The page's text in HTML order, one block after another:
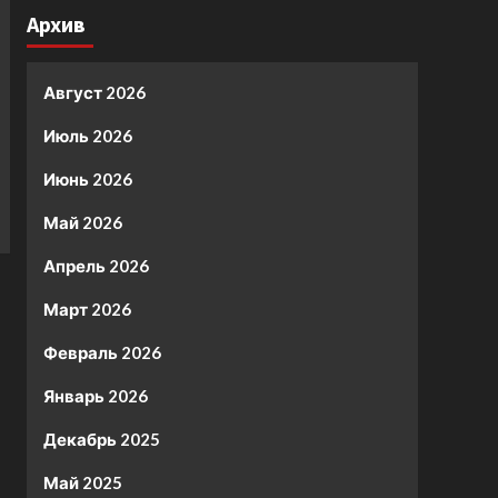
Архив
Август 2026
Июль 2026
Июнь 2026
Май 2026
Апрель 2026
Март 2026
Февраль 2026
Январь 2026
Декабрь 2025
Май 2025